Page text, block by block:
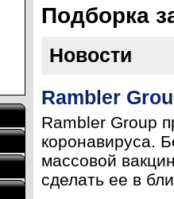
Подборка
Новости
Rambler
Rambler Group
коронавируса.
массовой
сделать ее в